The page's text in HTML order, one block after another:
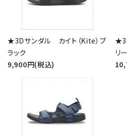
★3Dサンダル カイト（Kite）ブ
ラック
9,900円(税込)
リ